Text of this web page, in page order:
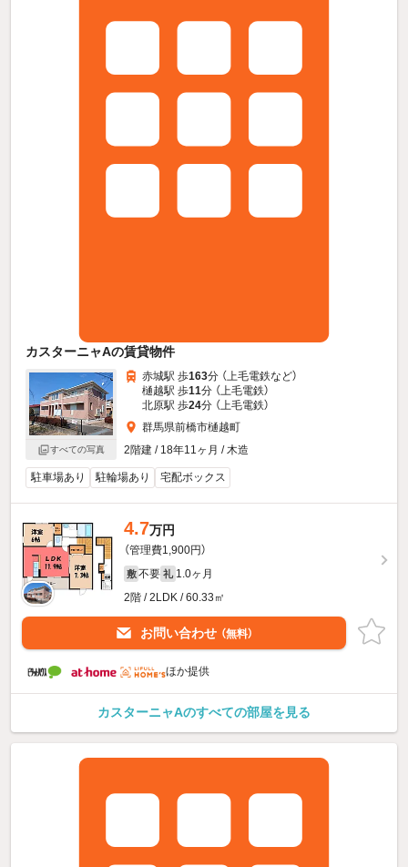
カスターニャAの賃貸物件
すべての写真
赤城駅 歩163分 （上毛電鉄など）
樋越駅 歩11分 （上毛電鉄）
北原駅 歩24分 （上毛電鉄）
群馬県前橋市樋越町
2階建 / 18年11ヶ月 / 木造
駐車場あり 駐輪場あり 宅配ボックス
4.7万円
（管理費1,900円）
敷 不要 礼 1.0ヶ月
2階 / 2LDK / 60.33㎡
お問い合わせ （無料）
ほか提供
カスターニャAのすべての部屋を見る